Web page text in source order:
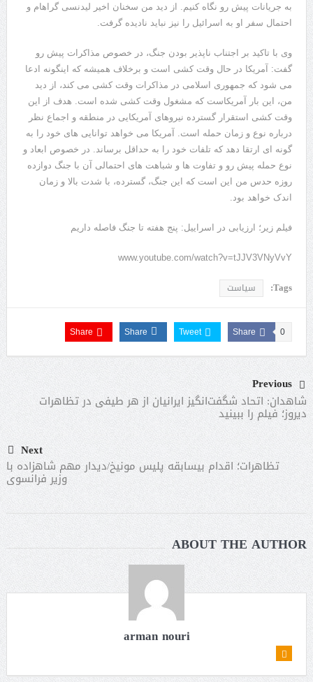
به جریانات پیش رو نگاه کنیم. از دید من سخنان اخیر لیدنسی گراهام و
احتمال سفر او به اسرائیل را نیز نباید نادیده گرفت.
وی با تاکید بر اجتناب ناپذیر بودن جنگ، در خصوص مذاکرات پیش رو
گفت: آمریکا در حال وقت کشی است و برخلاف همیشه که اینگونه ادعا
می شود که جمهوری اسلامی در مذاکرات وقت کشی می کند، از دید
من، این بار آمریکاست که مشغول وقت کشی شده است. هدف از این
وقت کشی استقرار گسترده نیروهای آمریکایی در منطقه و اجماع نظر
درباره نوع و زمان حمله است. آمریکا می خواهد توانایی های خود را به
گونه ای ارتقا دهد که تلفات خود را به حداقل برساند. در خصوص ابعاد و
نوع حمله پیش رو و تفاوت ها و شباهت های احتمالی آن با جنگ دوازده
روزه حدس من این است که این جنگ، گسترده، با شدت بالا و زمان
اندک خواهد بود.
فیلم زیر؛ ارزیابی در اسراییل: پنج هفته تا جنگ فاصله داریم
www.youtube.com/watch?v=tJJV3VNyVvY
Tags: سیاست
Share 0
Tweet
Share
Share
Previous
شاهدان: اتحاد شگفت‌انگیز ایرانیان از هر طیفی در تظاهرات
دیروز؛ فیلم را ببینید
Next
تظاهرات؛ اقدام بیسابقه پلیس مونیخ/دیدار مهم شاهزاده با
وزیر فرانسوی
ABOUT THE AUTHOR
arman nouri